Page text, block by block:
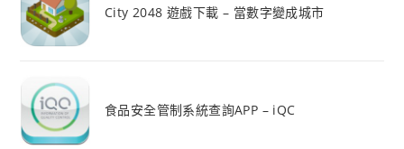
City 2048 遊戲下載 – 當數字變成城市
食品安全管制系統查詢APP – iQC